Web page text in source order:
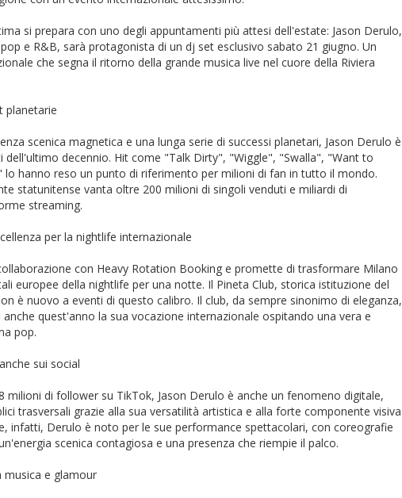
si prepara con uno degli appuntamenti più attesi dell'estate: Jason Derulo,
e R&B, sarà protagonista di un dj set esclusivo sabato 21 giugno. Un
che segna il ritorno della grande musica live nel cuore della Riviera
planetarie
scenica magnetica e una lunga serie di successi planetari, Jason Derulo è
dell'ultimo decennio. Hit come "Talk Dirty", "Wiggle", "Swalla", "Want to
lo hanno reso un punto di riferimento per milioni di fan in tutto il mondo.
statunitense vanta oltre 200 milioni di singoli venduti e miliardi di
streaming.
per la nightlife internazionale
con Heavy Rotation Booking e promette di trasformare Milano
europee della nightlife per una notte. Il Pineta Club, storica istituzione del
è nuovo a eventi di questo calibro. Il club, da sempre sinonimo di eleganza,
quest'anno la sua vocazione internazionale ospitando una vera e
pop.
sui social
milioni di follower su TikTok, Jason Derulo è anche un fenomeno digitale,
trasversali grazie alla sua versatilità artistica e alla forte componente visiva
infatti, Derulo è noto per le sue performance spettacolari, con coreografie
scenica contagiosa e una presenza che riempie il palco.
musica e glamour